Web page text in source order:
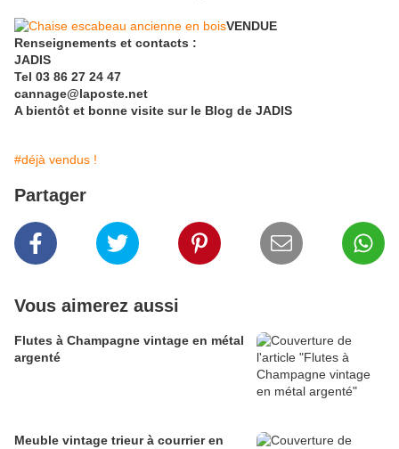
VENDUE
Renseignements et contacts :
JADIS
Tel 03 86 27 24 47
cannage@laposte.net
A bientôt et bonne visite sur le Blog de JADIS
#déjà vendus !
Partager
Vous aimerez aussi
Flutes à Champagne vintage en métal
argenté
Meuble vintage trieur à courrier en